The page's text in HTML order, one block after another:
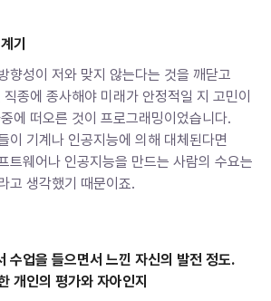
기
향성이 저와 맞지 않는다는 것을 깨닫고
종에 종사해야 미래가 안정적일 지 고민이
에 떠오른 것이 프로그래밍이었습니다.
이 기계나 인공지능에 의해 대체된다면
트웨어나 인공지능을 만드는 사람의 수요는
고 생각했기 때문이죠.
수업을 들으면서 느낀 자신의 발전 정도.
개인의 평가와 자아인지